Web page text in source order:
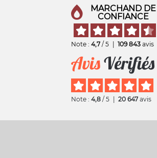
MARCHAND DE
CONFIANCE
Note : 4,7 / 5 109 843 avis
Note : 4,8 / 5 20 647 avis